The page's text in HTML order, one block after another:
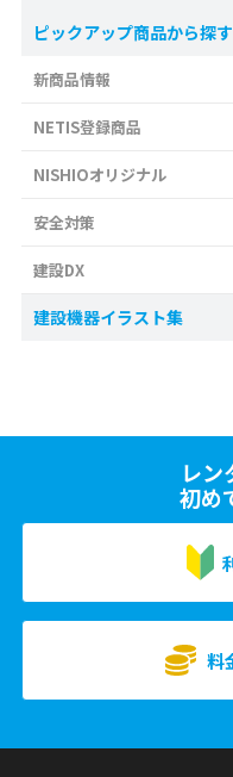
ピックアップ商品から探す
新商品情報
NETIS登録商品
NISHIOオリジナル
安全対策
建設DX
建設機器イラスト集
レン
初め
料